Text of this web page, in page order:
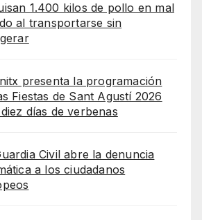
1.400 kilos de pollo en mal
al transportarse sin
presenta la programación
Fiestas de Sant Agustí 2026
días de verbenas
Civil abre la denuncia
a los ciudadanos